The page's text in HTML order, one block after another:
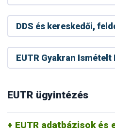
DDS és kereskedői,
EUTR Gyakran Ismételt
EUTR ügyintézés
EUTR adatbázisok és
célú felhasználása
Módosult a RED II
RED II GYIK
Gyakran Ismételt